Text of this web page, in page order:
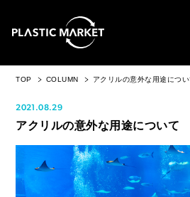
TOP COLUMN アクリルの意外な用途につい
2021.08.29
アクリルの意外な用途について